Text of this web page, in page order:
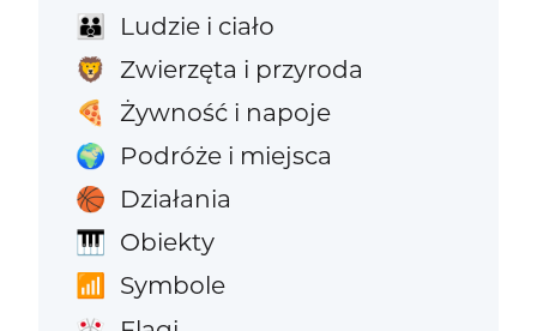
👪 Ludzie i ciało
🦁 Zwierzęta i przyroda
🍕 Żywność i napoje
🌍 Podróże i miejsca
🏀 Działania
🎹 Obiekty
📶 Symbole